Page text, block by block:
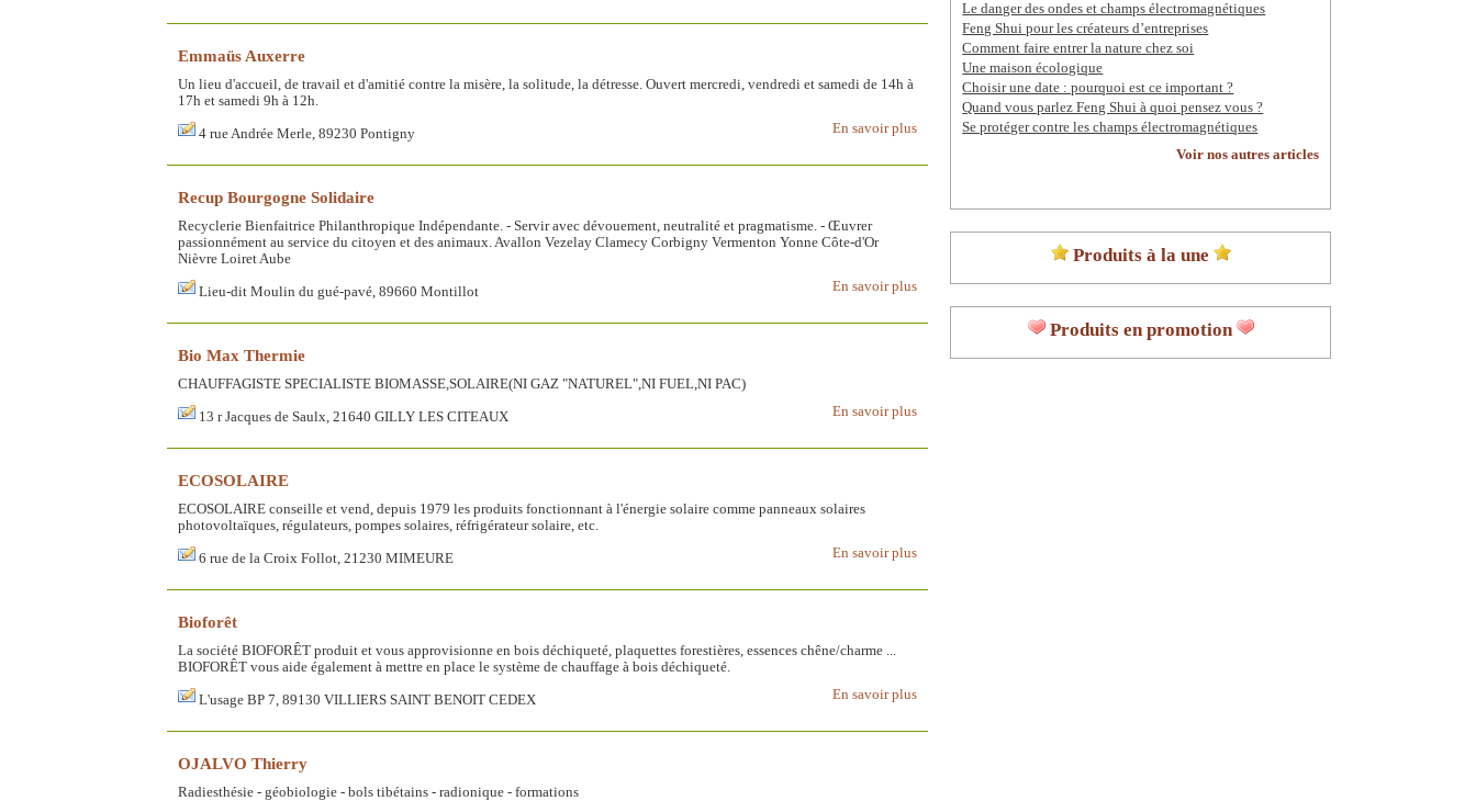
Emmaüs Auxerre
Un lieu d'accueil, de travail et d'amitié contre la misère, la solitude, la détresse. Ouvert mercredi, vendredi et samedi de 14h à
17h et samedi 9h à 12h.
En savoir plus
4 rue Andrée Merle, 89230 Pontigny
Recup Bourgogne Solidaire
Recyclerie Bienfaitrice Philanthropique Indépendante. - Servir avec dévouement, neutralité et pragmatisme. - Œuvrer
passionnément au service du citoyen et des animaux. Avallon Vezelay Clamecy Corbigny Vermenton Yonne Côte-d'Or
Nièvre Loiret Aube
En savoir plus
Lieu-dit Moulin du gué-pavé, 89660 Montillot
Bio Max Thermie
CHAUFFAGISTE SPECIALISTE BIOMASSE,SOLAIRE(NI GAZ "NATUREL",NI FUEL,NI PAC)
En savoir plus
13 r Jacques de Saulx, 21640 GILLY LES CITEAUX
ECOSOLAIRE
ECOSOLAIRE conseille et vend, depuis 1979 les produits fonctionnant à l'énergie solaire comme panneaux solaires
photovoltaïques, régulateurs, pompes solaires, réfrigérateur solaire, etc.
En savoir plus
6 rue de la Croix Follot, 21230 MIMEURE
Bioforêt
La société BIOFORÊT produit et vous approvisionne en bois déchiqueté, plaquettes forestières, essences chêne/charme ...
BIOFORÊT vous aide également à mettre en place le système de chauffage à bois déchiqueté.
En savoir plus
L'usage BP 7, 89130 VILLIERS SAINT BENOIT CEDEX
OJALVO Thierry
Radiesthésie - géobiologie - bols tibétains - radionique - formations
Le danger des ondes et champs électromagnétiques
Feng Shui pour les créateurs d’entreprises
Comment faire entrer la nature chez soi
Une maison écologique
Choisir une date : pourquoi est ce important ?
Quand vous parlez Feng Shui à quoi pensez vous ?
Se protéger contre les champs électromagnétiques
Voir nos autres articles
Produits à la une
Produits en promotion